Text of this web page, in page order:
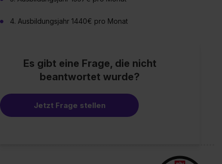
4. Ausbildungsjahr 1440€ pro Monat
Es gibt eine Frage, die nicht
beantwortet wurde?
Jetzt Frage stellen